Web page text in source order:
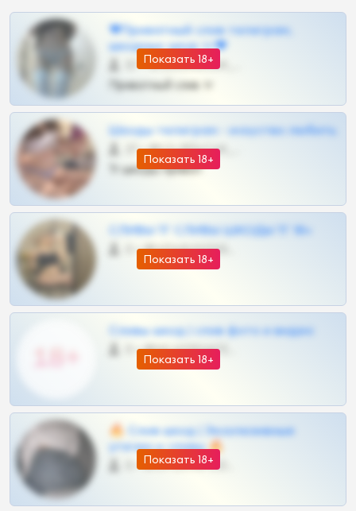
Показать 18+
❤Приватный слив телеграм,
шкодных шкур тг❤
57 •
Приватный слив тг
Показать 18+
Шкоды телеграм - искуство любить
27 •
Тг шкоды приват
Показать 18+
СЛИВЫ ТГ СЛИВЫ ШКОДЫ ТГ 18+
0 •
Показать 18+
Сливы шкод | слив фото и видео
0 •
Показать 18+
🔥 Слив шкод | Эксклюзивные
утечки и сливы 🔥
0 •